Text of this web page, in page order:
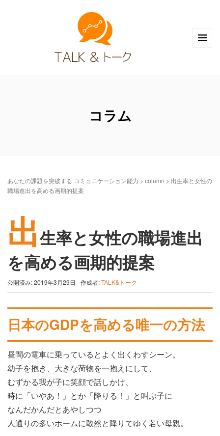
コラム
あなたの課題を突破する コミュニケーション能力 > column > 出生率と女性の
職場進出を高める画期的提案
出生率と女性の職場進出
を高める画期的提案
公開済み: 2019年3月29日 作成者:TALK&トーク
日本のGDPを高める唯一の方法
昼間の電車に乗っているとよく出くわすシーン。
幼子を抱き、大きな荷物を一抱えにして、
むずかる我が子に笑顔で話しかけ、
時に「いやあ！」とか「降りる！」と叫ぶ子に
なんだかんだとあやしつつ
人通りの多いホームに敢然と降りてゆく若い母親。